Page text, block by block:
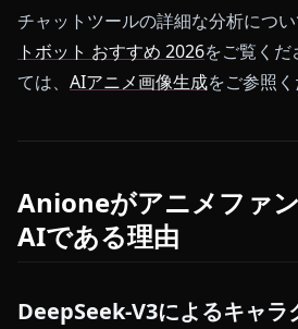
チャットツールの詳細な分析につい
トボット おすすめ 2026をご覧く
ては、 AIアニメ画像生成をご参照く
Anioneがアニメファ
AIである理由
DeepSeek-V3によるキャラ